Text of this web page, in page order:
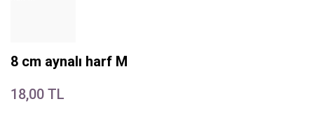
8 cm aynalı harf M
18,00 TL